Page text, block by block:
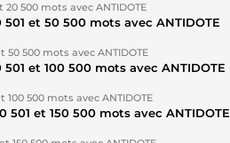
500 mots avec ANTIDOTE
et 50 500 mots avec ANTIDOTE
500 mots avec ANTIDOTE
et 100 500 mots avec ANTIDOTE
500 mots avec ANTIDOTE
501 et 150 500 mots avec ANTIDOTE